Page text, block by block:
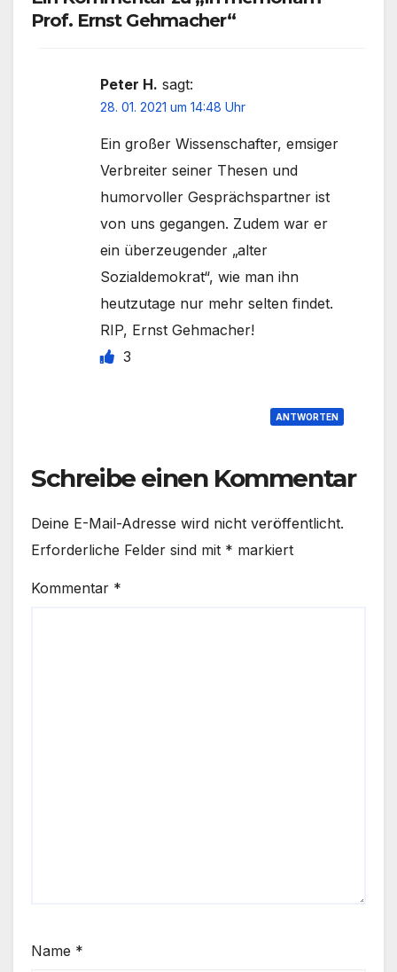
Prof. Ernst Gehmacher“
Peter H. sagt:
28. 01. 2021 um 14:48 Uhr
Ein großer Wissenschafter, emsiger
Verbreiter seiner Thesen und
humorvoller Gesprächspartner ist
von uns gegangen. Zudem war er
ein überzeugender „alter
Sozialdemokrat“, wie man ihn
heutzutage nur mehr selten findet.
RIP, Ernst Gehmacher!
3
ANTWORTEN
Schreibe einen Kommentar
Deine E-Mail-Adresse wird nicht veröffentlicht.
Erforderliche Felder sind mit * markiert
Kommentar *
Name *